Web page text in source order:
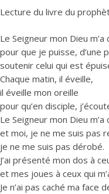
Lecture du livre du
Le Seigneur mon Dieu
pour que je puisse, d’une
soutenir celui qui est
Chaque matin, il éveille,
il éveille mon oreille
pour qu’en disciple,
Le Seigneur mon Dieu m’a
et moi, je ne me suis pas
je ne me suis pas dérobé.
J’ai présenté mon dos à
et mes joues à ceux qui
Je n’ai pas caché ma